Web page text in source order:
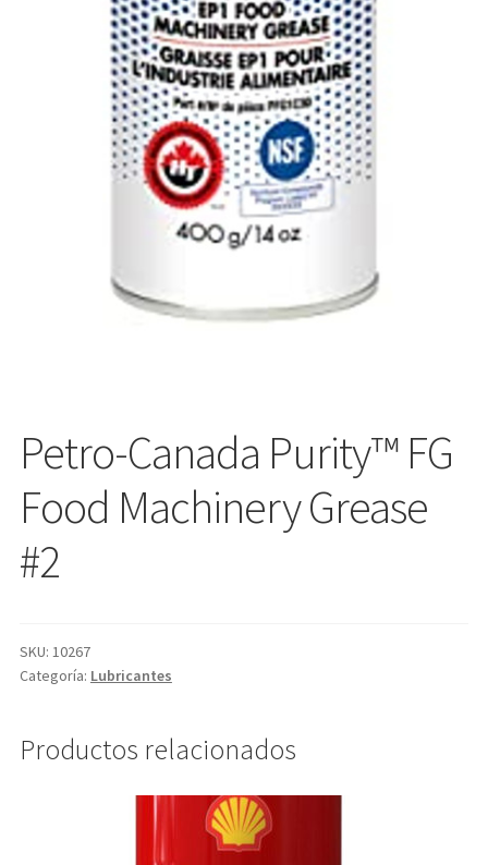
Petro-Canada Purity™ FG
Food Machinery Grease
#2
SKU: 10267
Categoría: Lubricantes
Productos relacionados